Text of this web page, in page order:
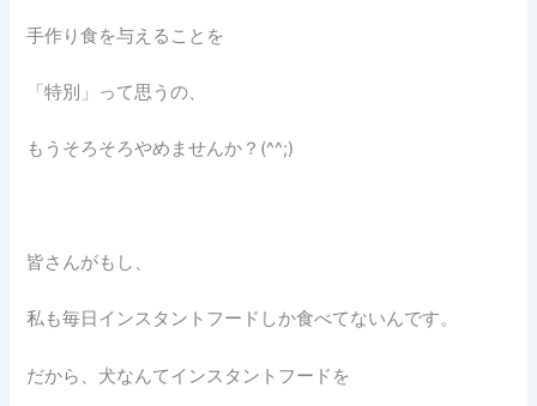
手作り食を与えることを
「特別」って思うの、
もうそろそろやめませんか？(^^;)
皆さんがもし、
私も毎日インスタントフードしか食べてないんです。
だから、犬なんてインスタントフードを